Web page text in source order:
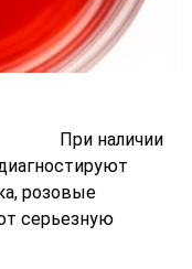
При наличии
розовые
серьезную